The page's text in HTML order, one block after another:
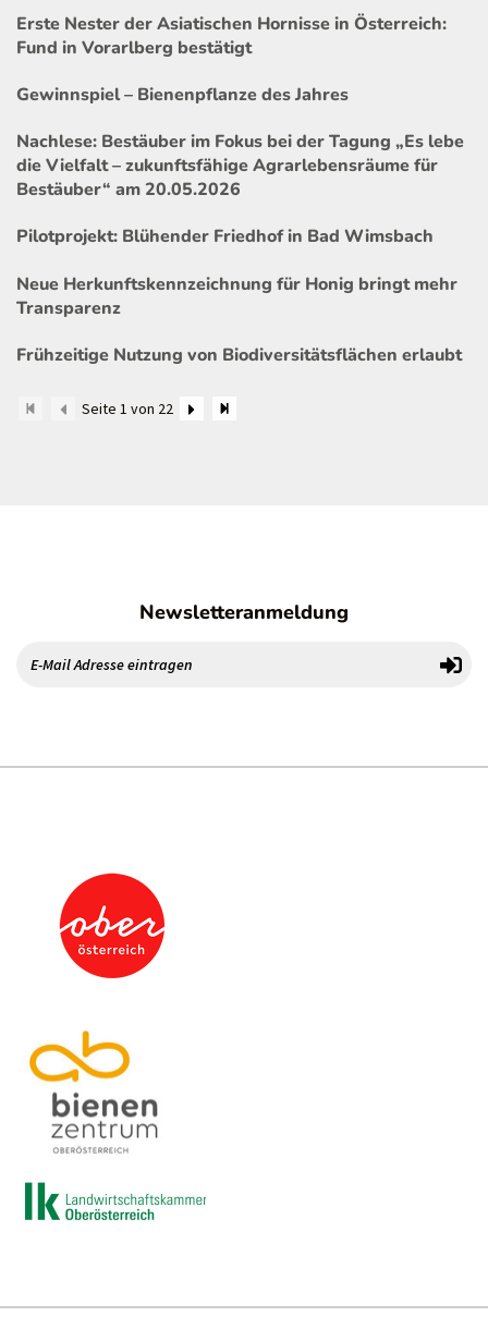
Erste Nester der Asiatischen Hornisse in Österreich:
Fund in Vorarlberg bestätigt
Gewinnspiel – Bienenpflanze des Jahres
Nachlese: Bestäuber im Fokus bei der Tagung „Es lebe
die Vielfalt – zukunftsfähige Agrarlebensräume für
Bestäuber“ am 20.05.2026
Pilotprojekt: Blühender Friedhof in Bad Wimsbach
Neue Herkunftskennzeichnung für Honig bringt mehr
Transparenz
Frühzeitige Nutzung von Biodiversitätsflächen erlaubt
Seite 1 von 22
Newsletteranmeldung